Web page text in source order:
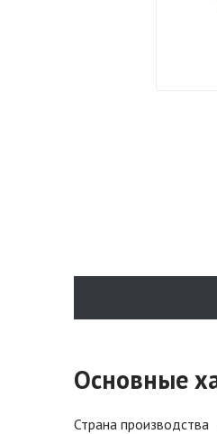
Основные
Страна производства